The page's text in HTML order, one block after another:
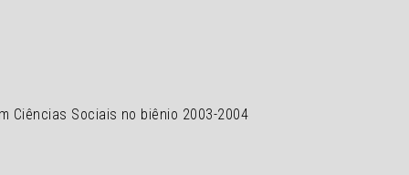
Ciências Sociais no biênio 2003-2004